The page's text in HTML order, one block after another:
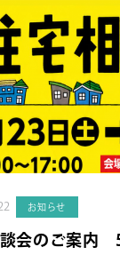
お知らせ
談会のご案内